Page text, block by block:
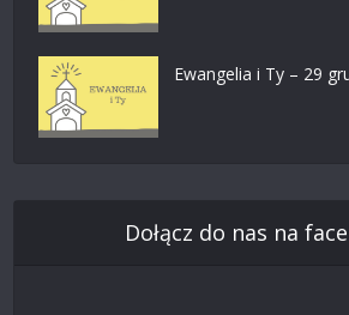
Ewangelia i Ty – 29
Dołącz do nas na